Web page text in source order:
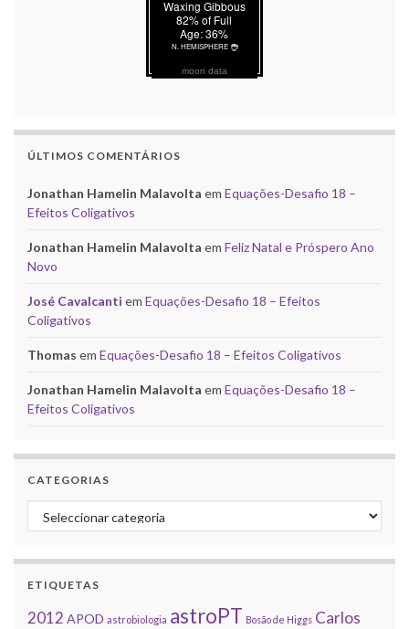
moon data
ÚLTIMOS COMENTÁRIOS
Jonathan Hamelin Malavolta em Equações-Desafio 18 –
Efeitos Coligativos
Jonathan Hamelin Malavolta em Feliz Natal e Próspero Ano
Novo
José Cavalcanti em Equações-Desafio 18 – Efeitos
Coligativos
Thomas em Equações-Desafio 18 – Efeitos Coligativos
Jonathan Hamelin Malavolta em Equações-Desafio 18 –
Efeitos Coligativos
CATEGORIAS
Categorias
ETIQUETAS
2012 APOD astrobiologia astroPT Bosão de Higgs Carlos